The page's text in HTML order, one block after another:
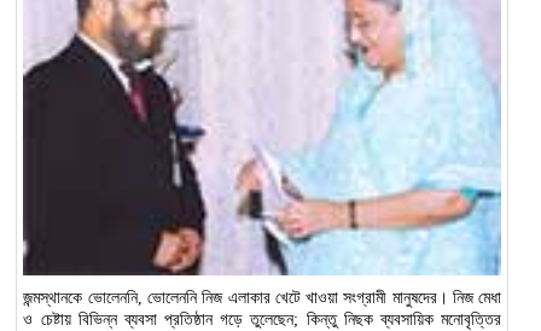
জন্মস্থানকে ভোলেননি, ভোলেননি নিজ এলাকার খেটে খাওয়া সংগ্রামী মানুষদের। নিজ মেধা
ও চেষ্টায় বিভিন্ন ব্যবসা প্রতিষ্ঠান গড়ে তুলেছেন; কিন্তু নিছক ব্যবসায়িক মনোবৃত্তির